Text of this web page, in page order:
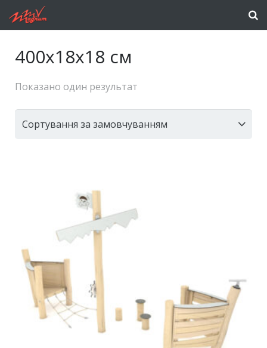
400x18x18 см
Показано один результат